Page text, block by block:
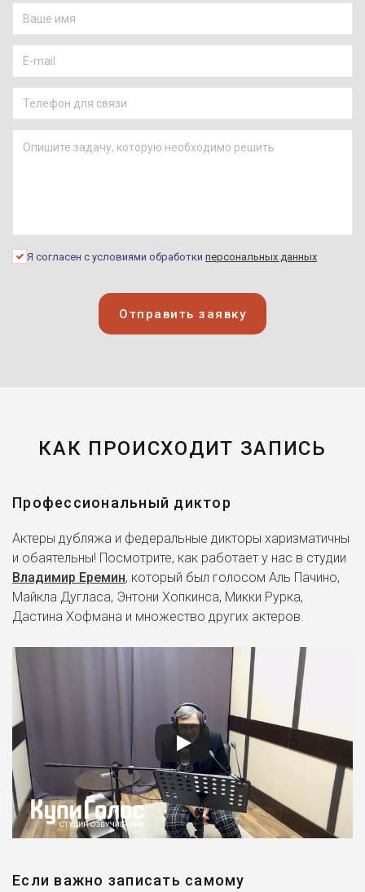
Я согласен с условиями обработки персональных данных
Отправить заявку
КАК ПРОИСХОДИТ ЗАПИСЬ
Профессиональный диктор
Актеры дубляжа и федеральные дикторы харизматичны
и обаятельны! Посмотрите, как работает у нас в студии
Владимир Еремин, который был голосом Аль Пачино,
Майкла Дугласа, Энтони Хопкинса, Микки Рурка,
Дастина Хофмана и множество других актеров.
Если важно записать самому